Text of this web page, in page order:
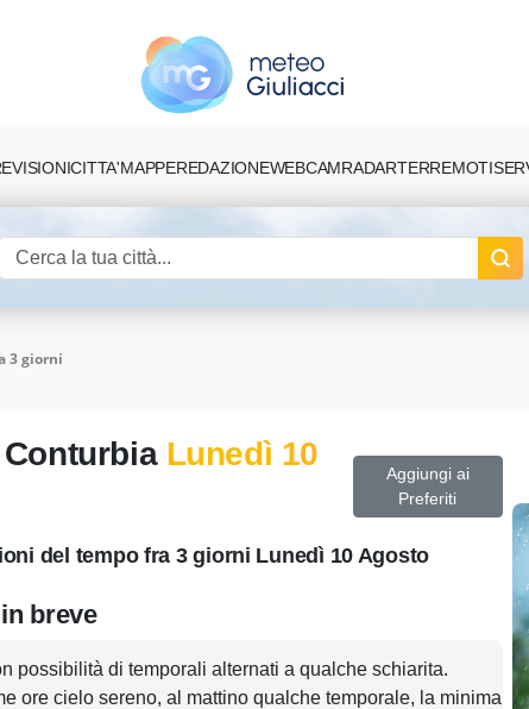
CITTA'MAPPEREDAZIONEWEBCAMRADARTERREMOTI
3 giorni
Lunedì 10
Aggiungi ai
Preferiti
del tempo fra 3 giorni Lunedì 10 Agosto
breve
possibilità di temporali alternati a qualche schiarita.
ore cielo sereno, al mattino qualche temporale, la minima